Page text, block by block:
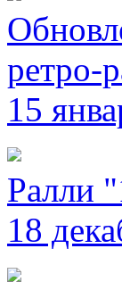
ретро-
15
Ралли
18